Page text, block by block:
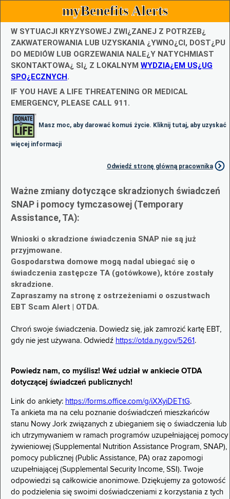
myBenefits Alerts
W SYTUACJI KRYZYSOWEJ ZWI¿ZANEJ Z POTRZEB¿
ZAKWATEROWANIA LUB UZYSKANIA ¿YWNO¿CI, DOST¿PU
DO MEDIÓW LUB OGRZEWANIA NALE¿Y NATYCHMIAST
SKONTAKTOWA¿ SI¿ Z LOKALNYM WYDZIA¿EM US¿UG
SPO¿ECZNYCH.
IF YOU HAVE A LIFE THREATENING OR MEDICAL
EMERGENCY, PLEASE CALL 911.
Masz moc, aby darować komuś życie. Kliknij tutaj, aby uzyskać
więcej informacji
Odwiedź stronę główną pracownika
Ważne zmiany dotyczące skradzionych świadczeń
SNAP i pomocy tymczasowej (Temporary
Assistance, TA):
Wnioski o skradzione świadczenia SNAP nie są już
przyjmowane.
Gospodarstwa domowe mogą nadal ubiegać się o
świadczenia zastępcze TA (gotówkowe), które zostały
skradzione.
Zapraszamy na stronę z ostrzeżeniami o oszustwach
EBT Scam Alert | OTDA.
Chroń swoje świadczenia. Dowiedz się, jak zamrozić kartę EBT,
gdy nie jest używana. Odwiedź https://otda.ny.gov/5261 .
Powiedz nam, co myślisz! Weź udział w ankiecie OTDA
dotyczącej świadczeń publicznych!
Link do ankiety: https://forms.office.com/g/iXXyiDETtG.
Ta ankieta ma na celu poznanie doświadczeń mieszkańców
stanu Nowy Jork związanych z ubieganiem się o świadczenia lub
ich utrzymywaniem w ramach programów uzupełniającej pomocy
żywieniowej (Supplemental Nutrition Assistance Program, SNAP),
pomocy publicznej (Public Assistance, PA) oraz zapomogi
uzupełniającej (Supplemental Security Income, SSI). Twoje
odpowiedzi są całkowicie anonimowe. Dziękujemy za gotowość
do podzielenia się swoimi doświadczeniami z korzystania z tych